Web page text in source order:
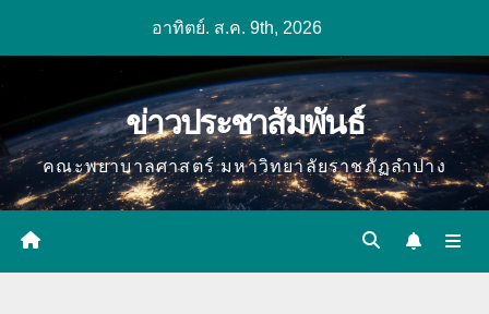
อาทิตย์. ส.ค. 9th, 2026
ข่าวประชาสัมพันธ์
คณะพยาบาลศาสตร์ มหาวิทยาลัยราชภัฏลำปาง